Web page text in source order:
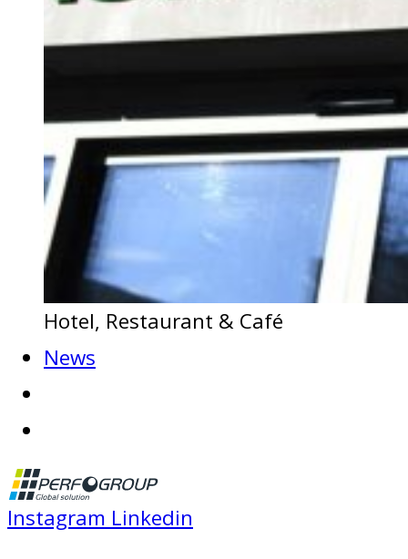
Hotel, Restaurant & Café
News
Instagram Linkedin